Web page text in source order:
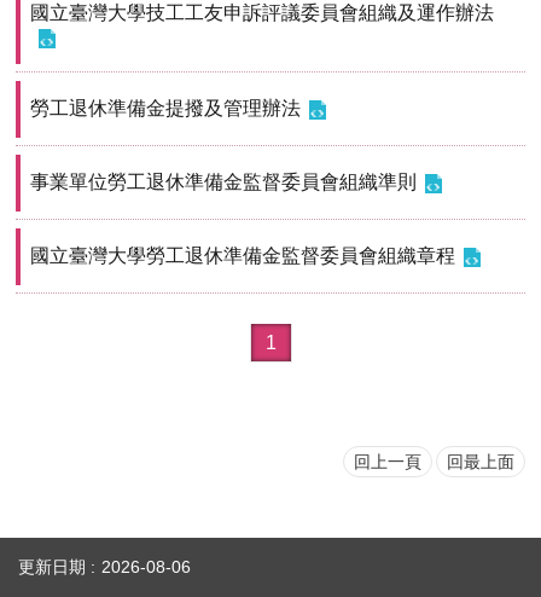
國立臺灣大學技工工友申訴評議委員會組織及運作辦法
勞工退休準備金提撥及管理辦法
事業單位勞工退休準備金監督委員會組織準則
國立臺灣大學勞工退休準備金監督委員會組織章程
1
回上一頁 回最上面
更新日期 2026-08-06